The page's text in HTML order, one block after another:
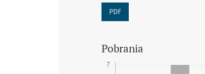
PDF
Pobrania